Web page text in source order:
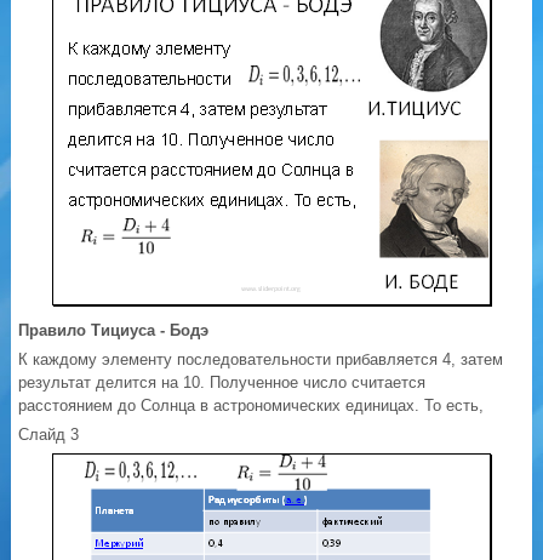
Правило Тициуса - Бодэ
К каждому элементу последовательности прибавляется 4, затем
результат делится на 10. Полученное число считается
расстоянием до Солнца в астрономических единицах. То есть,
Слайд 3